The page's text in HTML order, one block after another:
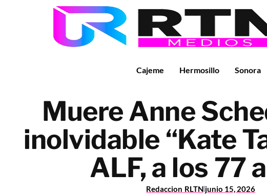
Cajeme Hermosillo Sonora
Muere Anne
inolvidable “Kate
ALF, a los 77
Redaccion RLTNjunio 15, 2026